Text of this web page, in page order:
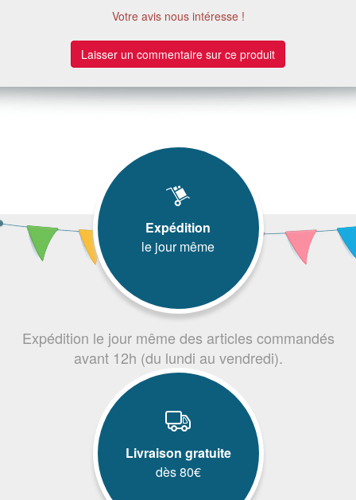
Votre avis nous intéresse !
Laisser un commentaire sur ce produit
Expédition
le jour même
Expédition le jour même des articles commandés
avant 12h (du lundi au vendredi).
Livraison gratuite
dès 80€